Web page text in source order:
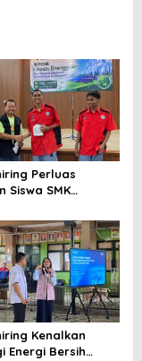
Perluas
Siswa SMK
Iklim
Kenalkan
Energi Bersih